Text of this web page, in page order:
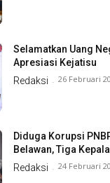
Selamatkan Uang
Apresiasi Kejatisu
Redaksi - 26 Februari
Diduga Korupsi
Belawan, Tiga
Redaksi - 24 Februari